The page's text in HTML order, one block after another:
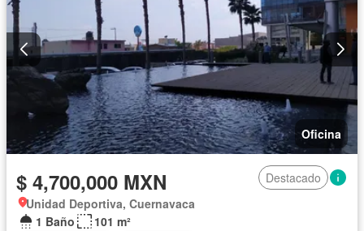
Oficina
$ 4,700,000 MXN
Destacado
Unidad Deportiva, Cuernavaca
1 Baño
101 m²